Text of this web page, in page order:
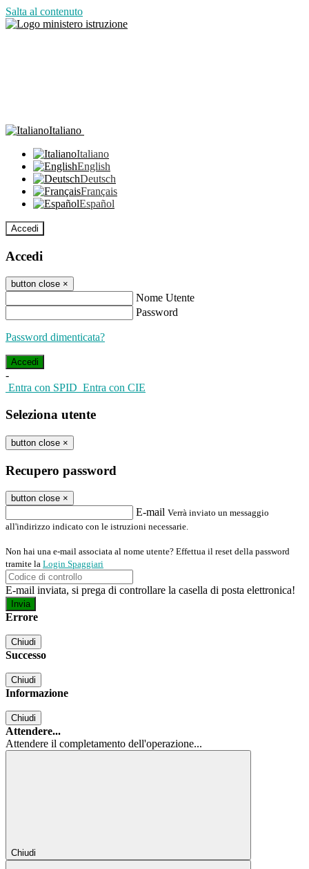
Salta al contenuto
Italiano
Italiano
English
Deutsch
Français
Español
Accedi
Accedi
button close ×
Nome Utente
Password
Password dimenticata?
-
Entra con SPID Entra con CIE
Seleziona utente
button close ×
Recupero password
button close ×
E-mail Verrà inviato un messaggio
all'indirizzo indicato con le istruzioni necessarie.
Non hai una e-mail associata al nome utente? Effettua il reset della password
tramite la Login Spaggiari
E-mail inviata, si prega di controllare la casella di posta elettronica!
Errore
Chiudi
Successo
Chiudi
Informazione
Chiudi
Attendere...
Attendere il completamento dell'operazione...
Chiudi